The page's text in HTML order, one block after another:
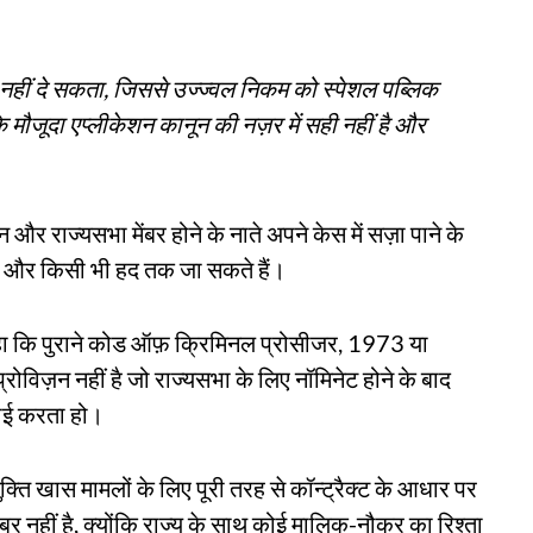
दे सकता, जिससे उज्ज्वल निकम को स्पेशल पब्लिक
मौजूदा एप्लीकेशन कानून की नज़र में सही नहीं है और
और राज्यसभा मेंबर होने के नाते अपने केस में सज़ा पाने के
किसी भी हद तक जा सकते हैं।
कि पुराने कोड ऑफ़ क्रिमिनल प्रोसीजर, 1973 या
नहीं है जो राज्यसभा के लिए नॉमिनेट होने के बाद
करता हो।
खास मामलों के लिए पूरी तरह से कॉन्ट्रैक्ट के आधार पर
है, क्योंकि राज्य के साथ कोई मालिक-नौकर का रिश्ता